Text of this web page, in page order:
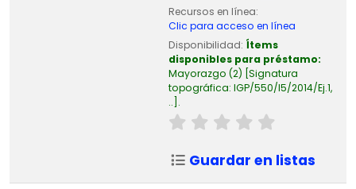
Recursos en línea:
Clic para acceso en línea
Disponibilidad: Ítems
disponibles para préstamo:
Mayorazgo (2) Signatura
topográfica: IGP/550/I5/2014/Ej.1,
.. .
Guardar en listas